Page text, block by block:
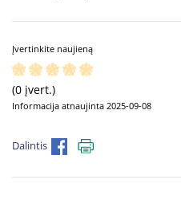
Įvertinkite naujieną
(0 įvert.)
Informacija atnaujinta 2025-09-08
Dalintis